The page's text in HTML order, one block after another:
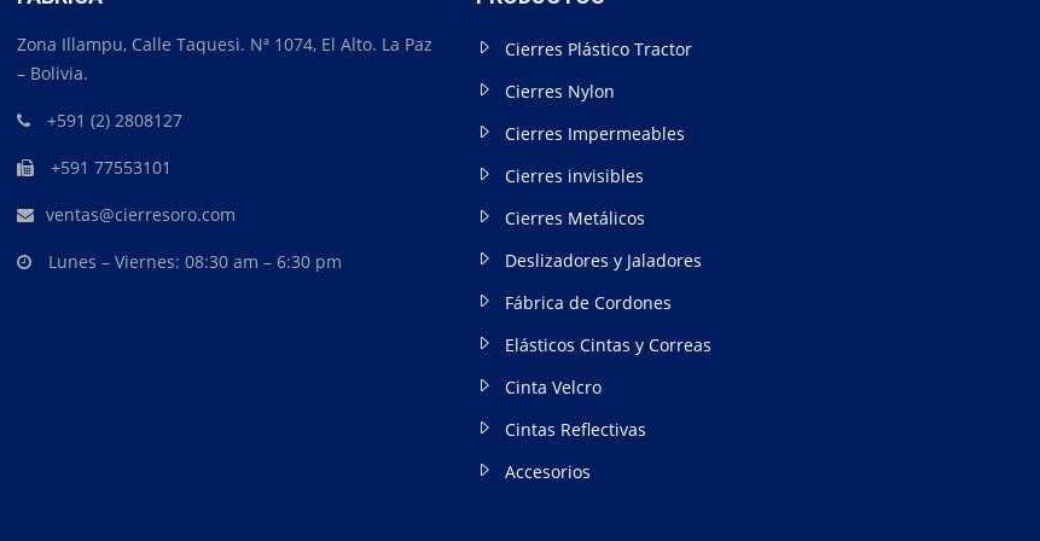
Zona Illampu, Calle Taquesi. Nª 1074, El Alto. La Paz
– Bolivia.
+591 (2) 2808127
+591 77553101
ventas@cierresoro.com
Lunes – Viernes: 08:30 am – 6:30 pm
Cierres Plástico Tractor
Cierres Nylon
Cierres Impermeables
Cierres invisibles
Cierres Metálicos
Deslizadores y Jaladores
Fábrica de Cordones
Elásticos Cintas y Correas
Cinta Velcro
Cintas Reflectivas
Accesorios